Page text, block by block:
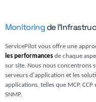
Monitoring de
ServicePilot vous offre une
les performancesde chaque
sur site. Nous nous concentrons
serveurs d'application et les
applications, telles que MCP,
SNMP.